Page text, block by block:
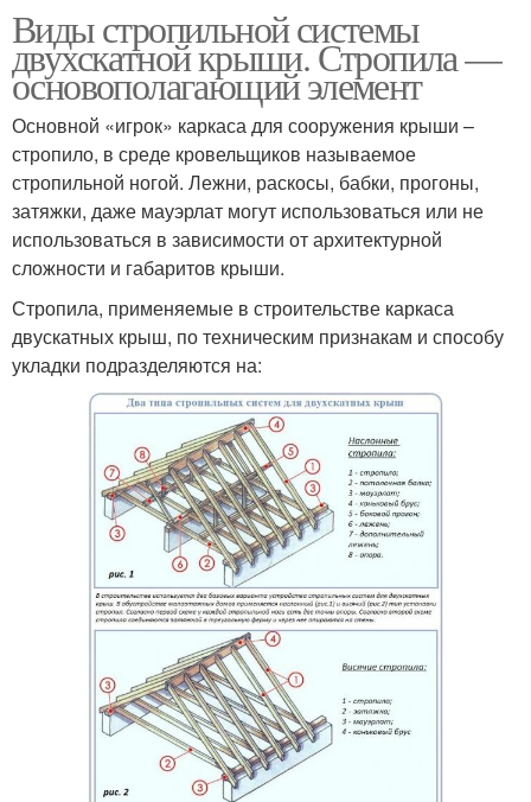
Виды стропильной системы
двухскатной крыши. Стропила —
основополагающий элемент
Основной «игрок» каркаса для сооружения крыши –
стропило, в среде кровельщиков называемое
стропильной ногой. Лежни, раскосы, бабки, прогоны,
затяжки, даже мауэрлат могут использоваться или не
использоваться в зависимости от архитектурной
сложности и габаритов крыши.
Стропила, применяемые в строительстве каркаса
двускатных крыш, по техническим признакам и способу
укладки подразделяются на: